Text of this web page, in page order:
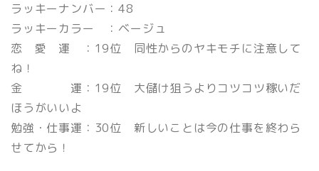
ラッキーナンバー：48
ラッキーカラー ：ベージュ
恋 愛 運 ：19位 同性からのヤキモチに注意して
ね！
金 運：19位 大儲け狙うよりコツコツ稼いだ
ほうがいいよ
勉強・仕事運：30位 新しいことは今の仕事を終わら
せてから！